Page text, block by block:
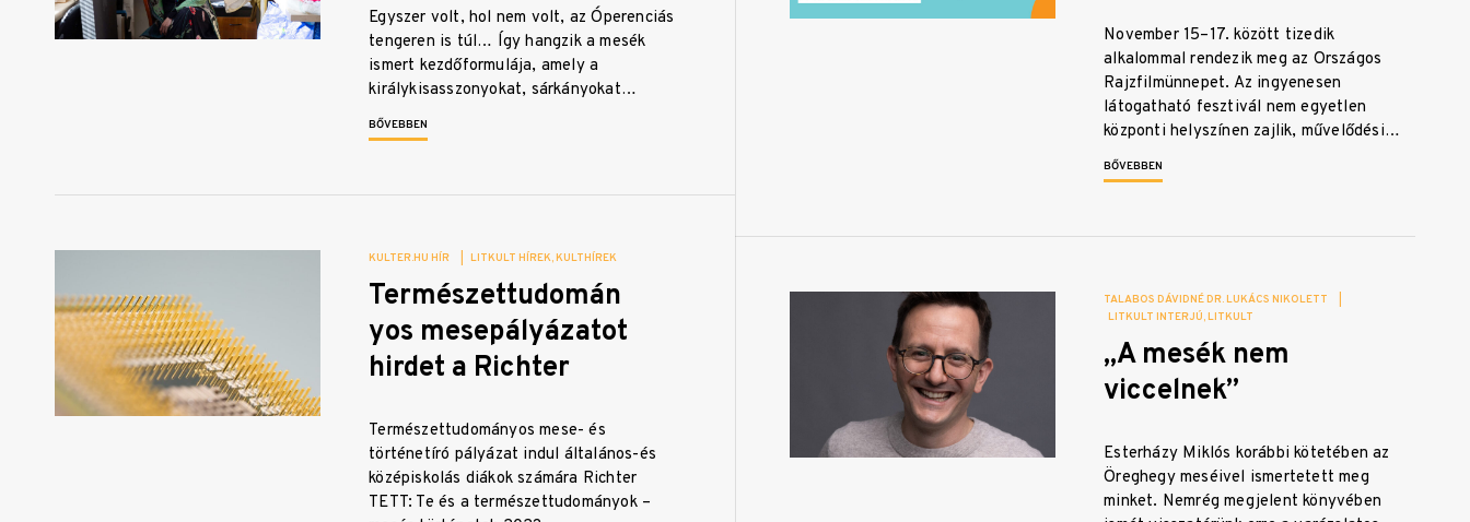
Egyszer volt, hol nem volt, az Óperenciás
tengeren is túl… Így hangzik a mesék
ismert kezdőformulája, amely a
királykisasszonyokat, sárkányokat…
BŐVEBBEN
November 15–17. között tizedik
alkalommal rendezik meg az Országos
Rajzfilmünnepet. Az ingyenesen
látogatható fesztivál nem egyetlen
központi helyszínen zajlik, művelődési…
BŐVEBBEN
KULTER.HU HÍR LITKULT HÍREK KULTHÍREK
Természettudomán
yos mesepályázatot
hirdet a Richter
Természettudományos mese- és
történetíró pályázat indul általános-és
középiskolás diákok számára Richter
TETT: Te és a természettudományok –
TALABOS DÁVIDNÉ DR. LUKÁCS NIKOLETT
LITKULT INTERJÚ LITKULT
„A mesék nem
viccelnek”
Esterházy Miklós korábbi kötetében az
Öreghegy meséivel ismertetett meg
minket. Nemrég megjelent könyvében